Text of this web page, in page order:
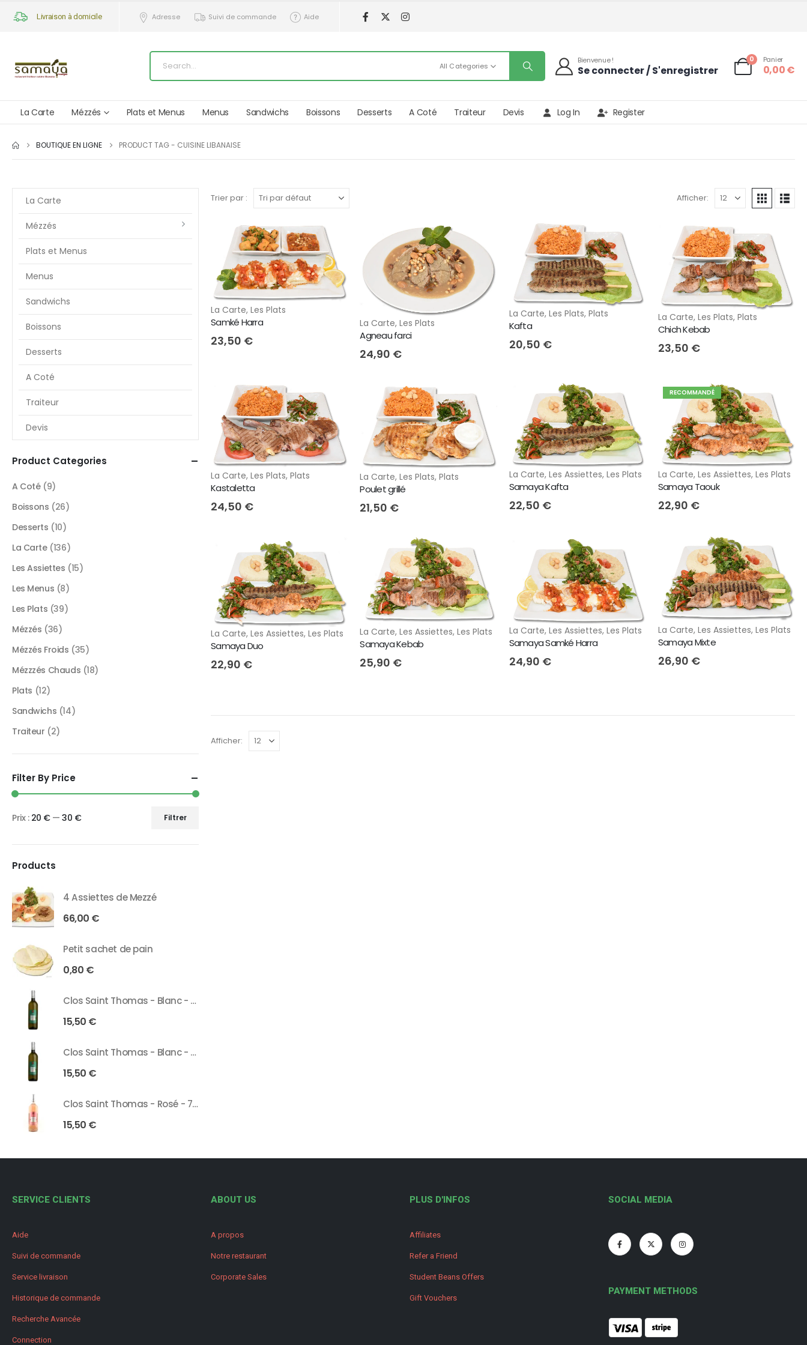
Livraison à domicile Adresse Suivi de commande Aide
All Categories
Bienvenue !
Se connecter / S'enregistrer
0 Panier
0,00€
La Carte Mézzés Plats et Menus Menus Sandwichs Boissons Desserts A Coté Traiteur Devis Log In Register
BOUTIQUE EN LIGNE PRODUCT TAG - CUISINE LIBANAISE
Trier par : Afficher:
La Carte, Les Plats
Samké Harra
23,50 €
La Carte,Les Plats
Agneau farci
24,90 €
La Carte, Les Plats, Plats
Kafta
20,50 €
La Carte, Les Plats, Plats
Chich Kebab
23,50 €
La Carte, Les Plats, Plats
Kastaletta
24,50 €
La Carte,Les Plats,Plats
Poulet grillé
21,50 €
La Carte, Les Assiettes, Les Plats
Samaya Kafta
22,50 €
RECOMMANDÉ
La Carte, Les Assiettes, Les Plats
Samaya Taouk
22,90 €
La Carte, Les Assiettes, Les Plats
Samaya Duo
22,90 €
La Carte,Les Assiettes,Les Plats
Samaya Kebab
25,90 €
La Carte, Les Assiettes, Les Plats
Samaya Samké Harra
24,90 €
La Carte, Les Assiettes, Les Plats
Samaya Mixte
26,90 €
Afficher:
La Carte
Mézzés
Plats et Menus
Menus
Sandwichs
Boissons
Desserts
A Coté
Traiteur
Devis
Product Categories
A Coté (9)
Boissons (26)
Desserts (10)
La Carte (136)
Les Assiettes (15)
Les Menus (8)
Les Plats (39)
Mézzés (36)
Mézzés Froids (35)
Mézzzés Chauds (18)
Plats (12)
Sandwichs (14)
Traiteur (2)
Filter By Price
Filtrer
Prix : 20 €—30 €
Products
4 Assiettes de Mezzé
66,00 €
Petit sachet de pain
0,80 €
Clos Saint Thomas - Blanc - 75 Cl
15,50 €
Clos Saint Thomas - Blanc - 37 Cl
15,50 €
Clos Saint Thomas - Rosé - 75 Cl
15,50 €
SERVICE CLIENTS
Aide
Suivi de commande
Service livraison
Historique de commande
Recherche Avancée
Connection
ABOUT US
A propos
Notre restaurant
Corporate Sales
PLUS D'INFOS
Affiliates
Refer a Friend
Student Beans Offers
Gift Vouchers
SOCIAL MEDIA
PAYMENT METHODS